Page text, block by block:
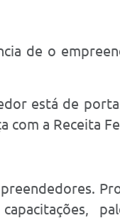
de o
está de
a Receita